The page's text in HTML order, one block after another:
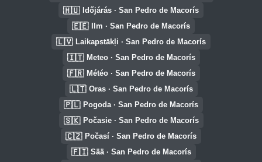
🇭🇺 Időjárás · San Pedro de Macorís
🇪🇪 Ilm · San Pedro de Macorís
🇱🇻 Laikapstākļi · San Pedro de Macorís
🇮🇹 Meteo · San Pedro de Macorís
🇫🇷 Météo · San Pedro de Macorís
🇱🇹 Oras · San Pedro de Macorís
🇵🇱 Pogoda · San Pedro de Macorís
🇸🇰 Počasie · San Pedro de Macorís
🇨🇿 Počasí · San Pedro de Macorís
🇫🇮 Sää · San Pedro de Macorís